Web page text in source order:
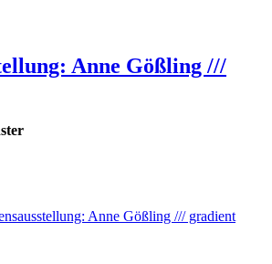
Anne Gößling ///